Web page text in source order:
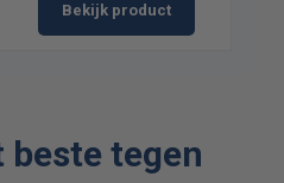
Bekijk product
tegen